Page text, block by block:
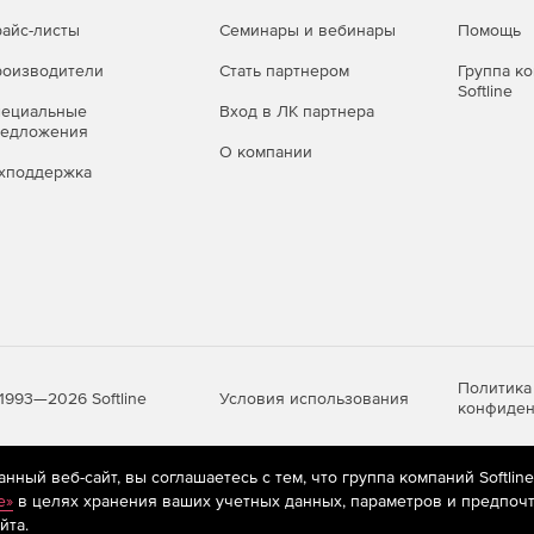
плана «Расширенный» или плана более
доступа. Отчеты позволяют искать элементы,
таблицах. Например, можно создать отчет,
вам, имеют высокий приоритет и не завершены.
к нему доступ другим пользователям,
таблице можно использовать панель
технологиях — создаваемые таблицы
листы Семинары и вебинары
Стать партнером
Вход в ЛК партнера
О компании
Помощь
Группа
Softline
Softline Условия использования
Политика
рекомендательные технологии
(информационные
пользователей сети «Интернет», находящихся на
веб-сайт, вы соглашаетесь с тем, что группа компаний
в целях хранения ваших учетных данных, параметров и